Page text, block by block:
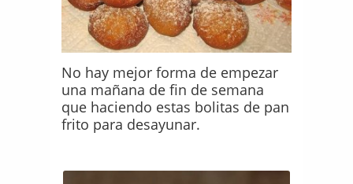
No hay mejor forma de empezar
una mañana de fin de semana
que haciendo estas bolitas de pan
frito para desayunar.